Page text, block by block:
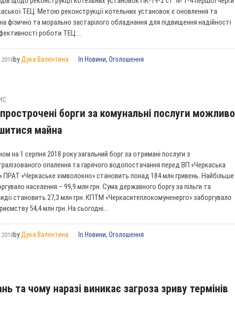
ТЕЦ. Метою реконструкції котельних установок є оновлення та
фізично та морально застарілого обладнання для підвищення надійності
роботи ТЕЦ....
by Дука Валентина In Новини,Оголошення
борги за комунальні послуги можливо
майна
на 1 серпня 2018 року загальний борг за отримані послуги з
опалення та гарячого водопостачання перед ВП «Черкаська
ПРАТ «Черкаське хімволокно» становить понад 184 млн гривень. Найбільше
населення – 99,9 млн грн. Сума державного боргу за пільги та
становить 27,3 млн грн. КПТМ «Черкаситеплокомуненерго» заборгувало
54,4 млн грн. На сьогодні...
by Дука Валентина In Новини,Оголошення
та чому наразі виникає загроза зриву термінів